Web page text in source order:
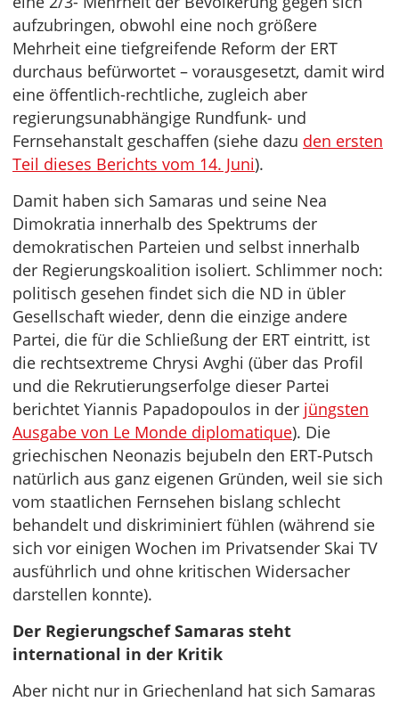
aufzubringen, obwohl eine noch größere
Mehrheit eine tiefgreifende Reform der ERT
durchaus befürwortet – vorausgesetzt, damit wird
eine öffentlich-rechtliche, zugleich aber
regierungsunabhängige Rundfunk- und
Fernsehanstalt geschaffen (siehe dazu den ersten
Teil dieses Berichts vom 14. Juni).
Damit haben sich Samaras und seine Nea
Dimokratia innerhalb des Spektrums der
demokratischen Parteien und selbst innerhalb
der Regierungskoalition isoliert. Schlimmer noch:
politisch gesehen findet sich die ND in übler
Gesellschaft wieder, denn die einzige andere
Partei, die für die Schließung der ERT eintritt, ist
die rechtsextreme Chrysi Avghi (über das Profil
und die Rekrutierungserfolge dieser Partei
berichtet Yiannis Papadopoulos in der jüngsten
Ausgabe von Le Monde diplomatique). Die
griechischen Neonazis bejubeln den ERT-Putsch
natürlich aus ganz eigenen Gründen, weil sie sich
vom staatlichen Fernsehen bislang schlecht
behandelt und diskriminiert fühlen (während sie
sich vor einigen Wochen im Privatsender Skai TV
ausführlich und ohne kritischen Widersacher
darstellen konnte).
Der Regierungschef Samaras steht
international in der Kritik
Aber nicht nur in Griechenland hat sich Samaras